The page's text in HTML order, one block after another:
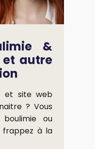
&
autre
et site web
? Vous
ou
frappez à la